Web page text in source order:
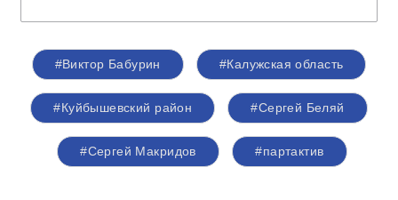
#Виктор Бабурин #Калужская область
#Куйбышевский район #Сергей Беляй
#Сергей Макридов #партактив